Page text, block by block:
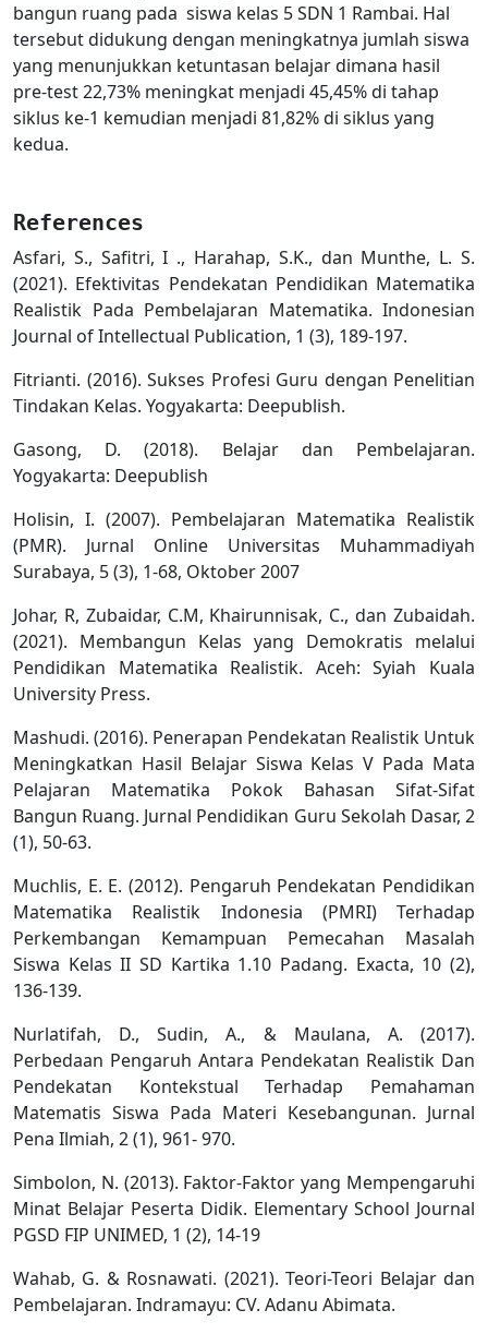
bangun ruang pada siswa kelas 5 SDN 1 Rambai. Hal
tersebut didukung dengan meningkatnya jumlah siswa
yang menunjukkan ketuntasan belajar dimana hasil
pre-test 22,73% meningkat menjadi 45,45% di tahap
siklus ke-1 kemudian menjadi 81,82% di siklus yang
kedua.
References
Asfari, S., Safitri, I ., Harahap, S.K., dan Munthe, L. S.
(2021). Efektivitas Pendekatan Pendidikan Matematika
Realistik Pada Pembelajaran Matematika. Indonesian
Journal of Intellectual Publication, 1 (3), 189-197.
Fitrianti. (2016). Sukses Profesi Guru dengan Penelitian
Tindakan Kelas. Yogyakarta: Deepublish.
Gasong, D. (2018). Belajar dan Pembelajaran.
Yogyakarta: Deepublish
Holisin, I. (2007). Pembelajaran Matematika Realistik
(PMR). Jurnal Online Universitas Muhammadiyah
Surabaya, 5 (3), 1-68, Oktober 2007
Johar, R, Zubaidar, C.M, Khairunnisak, C., dan Zubaidah.
(2021). Membangun Kelas yang Demokratis melalui
Pendidikan Matematika Realistik. Aceh: Syiah Kuala
University Press.
Mashudi. (2016). Penerapan Pendekatan Realistik Untuk
Meningkatkan Hasil Belajar Siswa Kelas V Pada Mata
Pelajaran Matematika Pokok Bahasan Sifat-Sifat
Bangun Ruang. Jurnal Pendidikan Guru Sekolah Dasar, 2
(1), 50-63.
Muchlis, E. E. (2012). Pengaruh Pendekatan Pendidikan
Matematika Realistik Indonesia (PMRI) Terhadap
Perkembangan Kemampuan Pemecahan Masalah
Siswa Kelas II SD Kartika 1.10 Padang. Exacta, 10 (2),
136-139.
Nurlatifah, D., Sudin, A., & Maulana, A. (2017).
Perbedaan Pengaruh Antara Pendekatan Realistik Dan
Pendekatan Kontekstual Terhadap Pemahaman
Matematis Siswa Pada Materi Kesebangunan. Jurnal
Pena Ilmiah, 2 (1), 961- 970.
Simbolon, N. (2013). Faktor-Faktor yang Mempengaruhi
Minat Belajar Peserta Didik. Elementary School Journal
PGSD FIP UNIMED, 1 (2), 14-19
Wahab, G. & Rosnawati. (2021). Teori-Teori Belajar dan
Pembelajaran. Indramayu: CV. Adanu Abimata.